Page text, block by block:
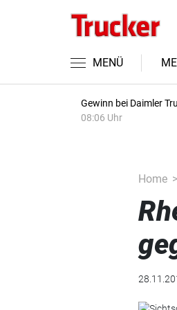
MENÜ
Gewinn bei Daimler
08:06 Uhr
Home